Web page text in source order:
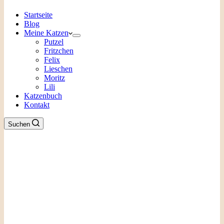
Startseite
Blog
Meine Katzen
Putzel
Fritzchen
Felix
Lieschen
Moritz
Lili
Katzenbuch
Kontakt
Suchen